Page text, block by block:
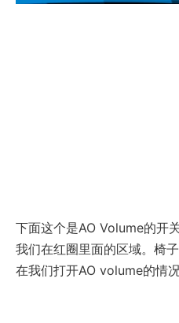
下面这个是AO Volume的开
我们在红圈里面的区域。椅
在我们打开AO volume的情况